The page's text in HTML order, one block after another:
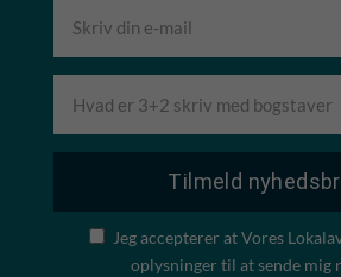
Jeg accepterer at Vores
oplysninger til at sende mig